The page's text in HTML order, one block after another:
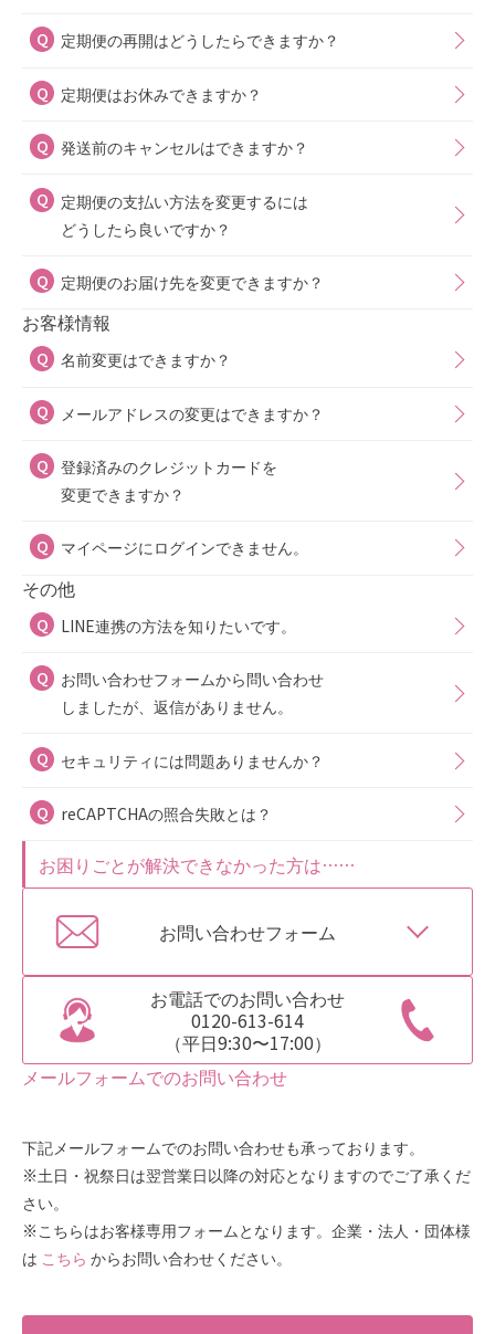
定期便の再開はどうしたらできますか？
定期便はお休みできますか？
発送前のキャンセルはできますか？
定期便の支払い方法を変更するには
どうしたら良いですか？
定期便のお届け先を変更できますか？
お客様情報
名前変更はできますか？
メールアドレスの変更はできますか？
登録済みのクレジットカードを
変更できますか？
マイページにログインできません。
その他
LINE連携の方法を知りたいです。
お問い合わせフォームから問い合わせ
しましたが、返信がありません。
セキュリティには問題ありませんか？
reCAPTCHAの照合失敗とは？
お困りごとが解決できなかった方は……
お問い合わせフォーム
お電話でのお問い合わせ
0120-613-614
（平日9:30〜17:00）
メールフォームでのお問い合わせ
下記メールフォームでのお問い合わせも承っております。
※土日・祝祭日は翌営業日以降の対応となりますのでご了承くだ
さい。
※こちらはお客様専用フォームとなります。企業・法人・団体様
は こちら からお問い合わせください。